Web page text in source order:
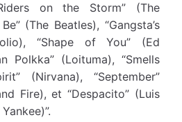
on the Storm” (The
(The Beatles), “Gangsta’s
“Shape of You” (Ed
Polkka” (Loituma), “Smells
(Nirvana), “September”
Fire), et “Despacito” (Luis